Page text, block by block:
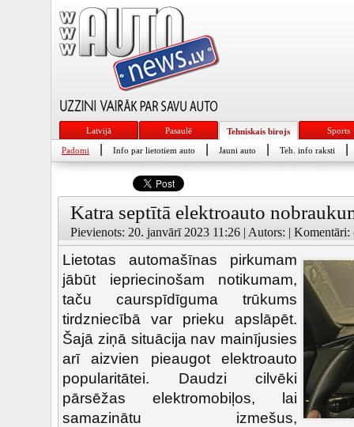
Latvijā Pasaulē Tehniskais birojs Sports
Padomi Info par lietotiem auto Jauni auto Teh. info raksti
Katra septītā elektroauto
Pievienots: 20. janvārī 2023 11:26 | Autors: | Komentāri:
Lietotas automašīnas pirkumam
jābūt iepriecinošam notikumam,
taču caurspīdīguma trūkums
tirdzniecībā var prieku apslāpēt.
Šajā ziņā situācija nav mainījusies
arī aizvien pieaugot elektroauto
popularitātei. Daudzi cilvēki
pārsēžas elektromobiļos, lai
samazinātu izmešus,